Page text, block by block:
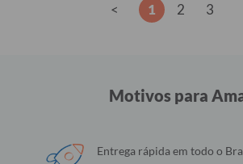
< 1 2 3
Motivos para
Entrega rápida em todo o